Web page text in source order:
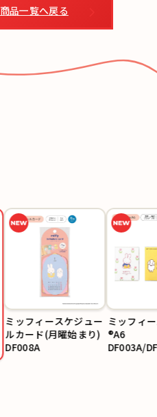
商品一覧へ戻る
ミッフィースケジュー
ルカード(月曜始まり)
DF008A
ミッフィ
®A6
DF003A/